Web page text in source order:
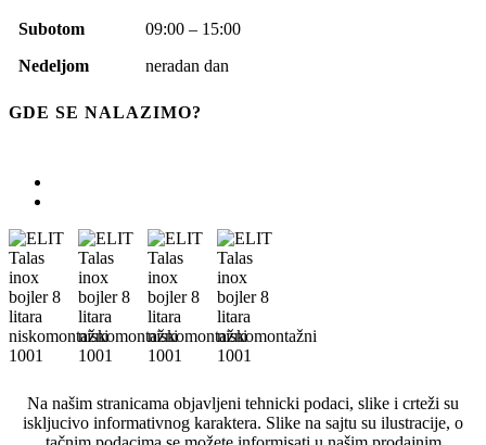
Subotom 09:00 – 15:00
Nedeljom neradan dan
GDE SE NALAZIMO?
Na našim stranicama objavljeni tehnicki podaci, slike i crteži su
iskljucivo informativnog karaktera. Slike na sajtu su ilustracije, o